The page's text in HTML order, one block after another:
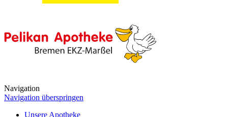
Navigation
Navigation überspringen
Unsere Apotheke